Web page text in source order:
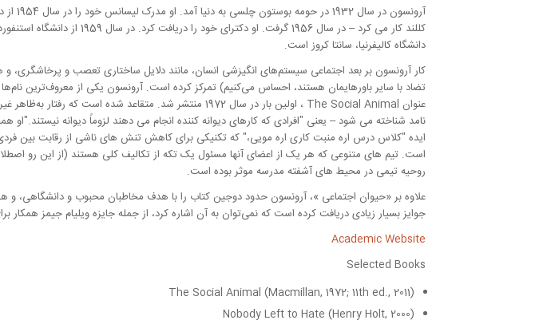
کللند کار می کرد – در سال
دانشگاه کالیفرنیا، سانتا کروز است.
کار آرونسون بر بعد اجتماعی سیستم‌های انگیزشی انسان، مانند دلایل ساختاری تعصب و پرخاشگری، و
تضاد با سایر باورهایمان هستند، احساس می‌کنیم) تمرکز کرده است. آرونسون یکی از معروف‌ترین
عنوان The Social Animal
، اولین بار در سال 1972 منتشر شد. متقاعد شده است
نامد شناخته می شود – یعنی افرادی که کارهای دیوانه کننده انجام می دهند لزوماً دیوانه نیستند. او
ایده کلاس درس اره منبت کاری اره مویی، که تکنیکی برای کاهش تنش های ناشی از رقابت بین
است. تیم های متنوعی که هر یک از اعضای آنها مسئول یک تکه از تکالیف کلی هستند (از این رو
روحیه تیمی در محیط های آشفته مدرسه موثر بوده است.
علاوه بر«حیوان اجتماعی »، آرونسون حدود دوجین کتاب را با هدف مخاطبان محبوب و دانشگاهی، و
جوایز بسیار زیادی دریافت کرده است که نمی‌توان به آن اشاره کرد، از جمله جایزه ویلیام جیمز
Academic Website
Selected Books
The Social Animal (Macmillan, 1972; 11th ed., 2011)
Nobody Left to Hate (Henry Holt, 2000)